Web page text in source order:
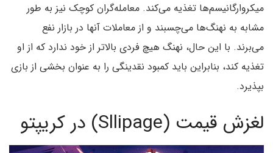
میکروارگانیسم‌ها تغذیه می‌کند. معامله‌گران کوچک نیز به طور
مشابه به نهنگ‌ها می‌چسبند و از معاملات آنها در بازار نفع
می‌برند. با این حال، نهنگ هیچ فردی بالاتر از خود ندارد که از او
تغذیه کند، بنابراین باید کمبود نقدینگی را به عنوان بخشی از بازی
بپذیرد.
لغزش قیمت (Sllipage) در کریپتو